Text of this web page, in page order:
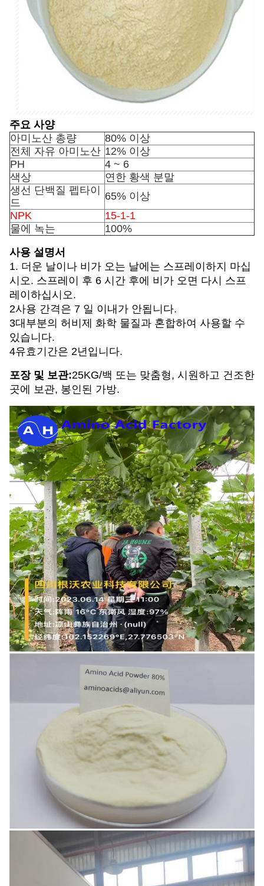
주요 사양
아미노산 총량
80% 이상
전체 자유 아미노산 12% 이상
PH
4 ~ 6
색상
연한 황색 분말
생선 단백질 펩타이
드
65% 이상
NPK
15-1-1
물에 녹는
100%
사용 설명서
1. 더운 날이나 비가 오는 날에는 스프레이하지 마십
시오. 스프레이 후 6 시간 후에 비가 오면 다시 스프
레이하십시오.
2사용 간격은 7 일 이내가 안됩니다.
3대부분의 허비제 화학 물질과 혼합하여 사용할 수
있습니다.
4유효기간은 2년입니다.
포장 및 보관:25KG/백 또는 맞춤형, 시원하고 건조한
곳에 보관, 봉인된 가방.